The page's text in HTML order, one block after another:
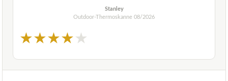
Stanley
Outdoor-Thermoskanne 08/2026
★★★★★